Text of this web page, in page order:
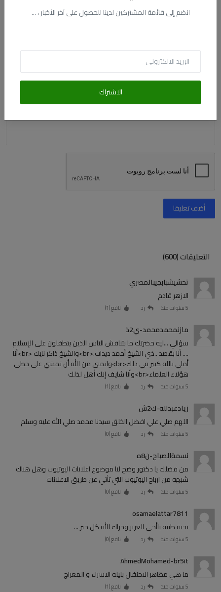
انضم إلى قائمة المشتركين لدينا للحصول على آخر الأخبار ، ...
الاشتراك
أضف تعليقا
التعليقات (600)
تحشيشبابجيبالمصري
الازهر قادم
5 سنوات منذ رد نافع (1
)
مازنمحمدمحمد-ي2ذ
سؤالي ...ليه حضرتك ما بتناقش الناس الذين يتطفلون على الإسلام
.... أنا بقصد ..ذي الشيخ أحمد ديدات.<br>والشيخ ذاكر نايك <br>أنا
أملي بالله كبير في ذلك<br>واتمنى من الله أن تمشي على خطى
هؤلاء العلماء<br>وأنا شايف إنك أهل لذلك
5 سنوات منذ رد نافع (1
)
زيادعبدلله-ك2ش
اللهم صلي علي افضل الخلق سيدنا محمد صلي الله عليه وسلم
5 سنوات منذ رد نافع (0
)
نسمةالصباح-ن8ه
من فضلك يا دكتور وضح لنا موضوع اعلانات اليوتيوب وهل هناك
شبهه من ارباح اليوتيوب التي تأتي عن طريق الاعلانات
5 سنوات منذ رد نافع (0
)
osamaelattar7811
تحية طيبة ياأخي العزيز وجزاك الله كل خير ...
5 سنوات منذ رد نافع (0
)
AhmedMohamed-br5it
ما هي مظاهر الاحنفال بليله الاسراء و المعراج
5 سنوات منذ رد نافع (1
)